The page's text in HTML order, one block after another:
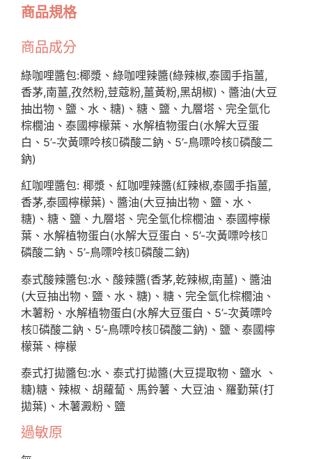
商品規格
商品成分
綠咖哩醬包:椰漿、綠咖哩辣醬(綠辣椒,泰國手指薑,
香茅,南薑,孜然粉,荳蔻粉,薑黃粉,黑胡椒)、醬油(大豆
抽出物、鹽、水、糖)、糖、鹽、九層塔、完全氫化
棕櫚油、泰國檸檬葉、水解植物蛋白(水解大豆蛋
白、5’-次黃嘌呤核磷酸二鈉、5’-鳥嘌呤核磷酸二
鈉)
紅咖哩醬包: 椰漿、紅咖哩辣醬(紅辣椒,泰國手指薑,
香茅,泰國檸檬葉)、醬油(大豆抽出物、鹽、水、
糖)、糖、鹽、九層塔、完全氫化棕櫚油、泰國檸檬
葉、水解植物蛋白(水解大豆蛋白、5’-次黃嘌呤核
磷酸二鈉、5’-鳥嘌呤核磷酸二鈉)
泰式酸辣醬包:水、酸辣醬(香茅,乾辣椒,南薑)、醬油
(大豆抽出物、鹽、水、糖)、糖、完全氫化棕櫚油、
木薯粉、水解植物蛋白(水解大豆蛋白、5’-次黃嘌呤
核磷酸二鈉、5’-鳥嘌呤核磷酸二鈉)、鹽、泰國檸
檬葉、檸檬
泰式打拋醬包:水、泰式打拋醬(大豆提取物、鹽水 、
糖)糖、辣椒、胡蘿蔔、馬鈴薯、大豆油、羅勤葉(打
拋葉)、木薯澱粉、鹽
過敏原